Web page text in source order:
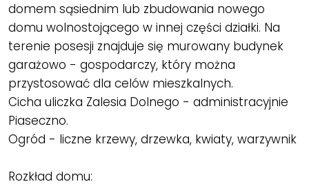
domem sąsiednim lub zbudowania nowego
domu wolnostojącego w innej części działki. Na
terenie posesji znajduje się murowany budynek
garażowo - gospodarczy, który można
przystosować dla celów mieszkalnych.
Cicha uliczka Zalesia Dolnego - administracyjnie
Piaseczno.
Ogród - liczne krzewy, drzewka, kwiaty, warzywnik
Rozkład domu: